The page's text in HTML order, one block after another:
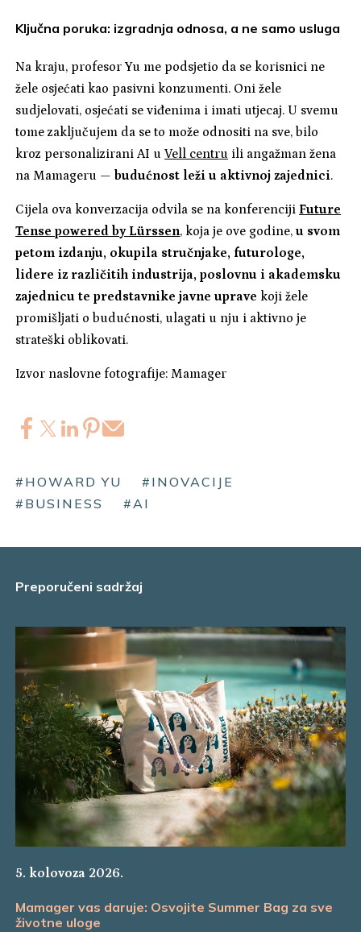
Ključna poruka: izgradnja odnosa, a ne samo usluga
Na kraju, profesor Yu me podsjetio da se korisnici ne
žele osjećati kao pasivni konzumenti. Oni žele
sudjelovati, osjećati se viđenima i imati utjecaj. U svemu
tome zaključujem da se to može odnositi na sve, bilo
kroz personalizirani AI uVell centru ili angažman žena
na Mamageru — budućnost leži u aktivnoj zajednici.
Cijela ova konverzacija odvila se na konferenciji Future
Tense powered by Lürssen, koja je ove godine,u svom
petom izdanju, okupila stručnjake, futurologe,
lidere iz različitih industrija, poslovnu i akademsku
zajednicu te predstavnike javne uprave koji žele
promišljati o budućnosti, ulagati u nju i aktivno je
strateški oblikovati.
Izvor naslovne fotografije: Mamager
#HOWARD YU
#INOVACIJE
#BUSINESS
#AI
Preporučeni sadržaj
5. kolovoza 2026.
Mamager vas daruje: Osvojite Summer Bag za sve
životne uloge